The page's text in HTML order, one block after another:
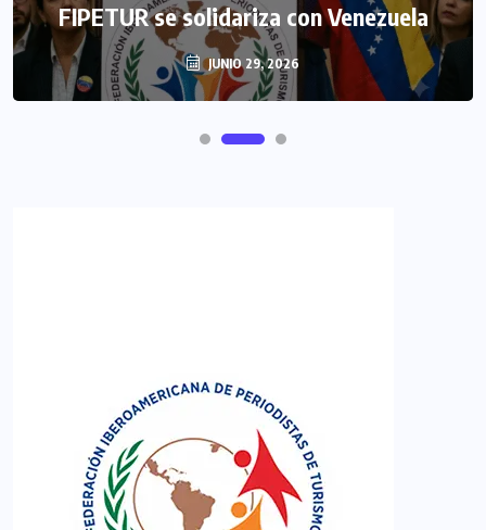
FIPETUR se solidariza con Venezuela
JUNIO 29, 2026